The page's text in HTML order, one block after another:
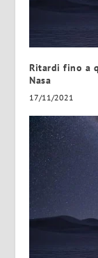
Ritardi fino a
Nasa
17/11/2021